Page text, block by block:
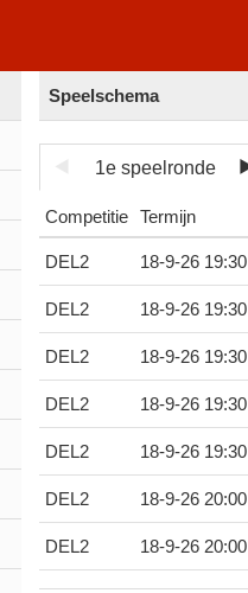
Speelschema
1e speelronde
Competitie Termijn
DEL2 18-9-26 19:30
DEL2 18-9-26 19:30
DEL2 18-9-26 19:30
DEL2 18-9-26 19:30
DEL2 18-9-26 19:30
DEL2 18-9-26 20:00
DEL2 18-9-26 20:00